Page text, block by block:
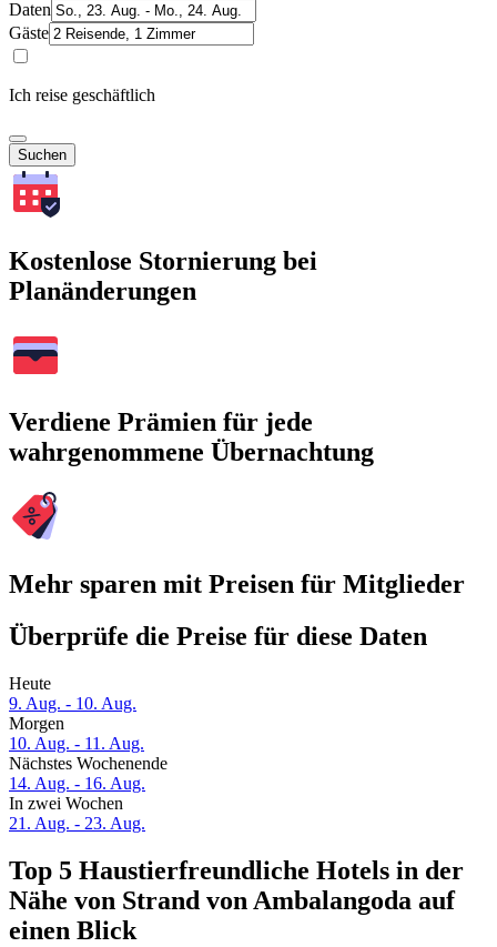
Daten
Gäste
Ich reise geschäftlich
Suchen
Kostenlose Stornierung bei
Planänderungen
Verdiene Prämien für jede
wahrgenommene Übernachtung
Mehr sparen mit Preisen für Mitglieder
Überprüfe die Preise für diese Daten
Heute
9. Aug. - 10. Aug.
Morgen
10. Aug. - 11. Aug.
Nächstes Wochenende
14. Aug. - 16. Aug.
In zwei Wochen
21. Aug. - 23. Aug.
Top 5 Haustierfreundliche Hotels in der
Nähe von Strand von Ambalangoda auf
einen Blick